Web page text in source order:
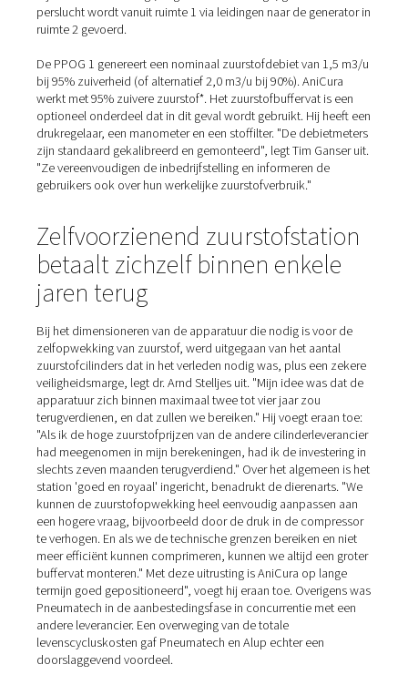
In de AniCura Clinic is de compressor een
van Alup. Samen met een persluchtketel, diverse filters
droger bevindt deze zich in een tweede kleine ruimte
binnenplaats. "We hadden hier sowieso een koelhuis
legt dr. Arnd Stelljes uit en geeft een inzicht in de
"De twee uitbreidingen voor de generatorruimte en de
compressorruimte waren een mooie aanvulling."
geïnstalleerd door de noordelijke vestiging van Alup,
in het nabijgelegen Erkelenz. De specialisten van het
legden ook alle roestvrijstalen leidingen voor perslucht
zuurstof, inclusief alle fittingen tot aan de distributielijn.
terwijl Alup het nodige onderhoud uitvoerde.
De tweedelige installatie bestaat nu uit de volgende
componenten die typisch zijn voor een dergelijke
Ruimte 1 (in de volgorde waarin de apparatuur is
aangesloten): Alup-schroefcompressor, gemonteerd
persluchtreservoir; natscheidingsfilter (uitgerust met
elektrische condensafvoer, zoals het
adsorptiedroger; diverse stoffilters.
Ruimte 2: PPOG zuurstofgenerator van
gasbemonsteringsslang voor zuiverheidstesten;
zuurstofreservoir en ten slotte een zuurstoffilter
gas via de leidingen de kranen in de OK en de
bereikt.